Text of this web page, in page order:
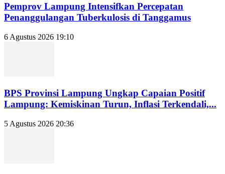
Pemprov Lampung Intensifkan Percepatan
Penanggulangan Tuberkulosis di Tanggamus
6 Agustus 2026 19:10
BPS Provinsi Lampung Ungkap Capaian Positif
Lampung: Kemiskinan Turun, Inflasi Terkendali,...
5 Agustus 2026 20:36